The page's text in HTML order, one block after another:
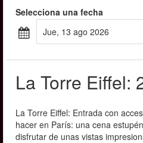
Selecciona una fecha
jue, 13 ago 2026
La Torre Eiffel:
La Torre Eiffel: Entrada con
hacer en París: una cena
disfrutar de unas vistas